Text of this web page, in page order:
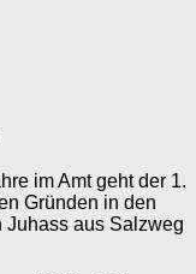
im Amt geht der 1.
Gründen in den
Juhass aus Salzweg